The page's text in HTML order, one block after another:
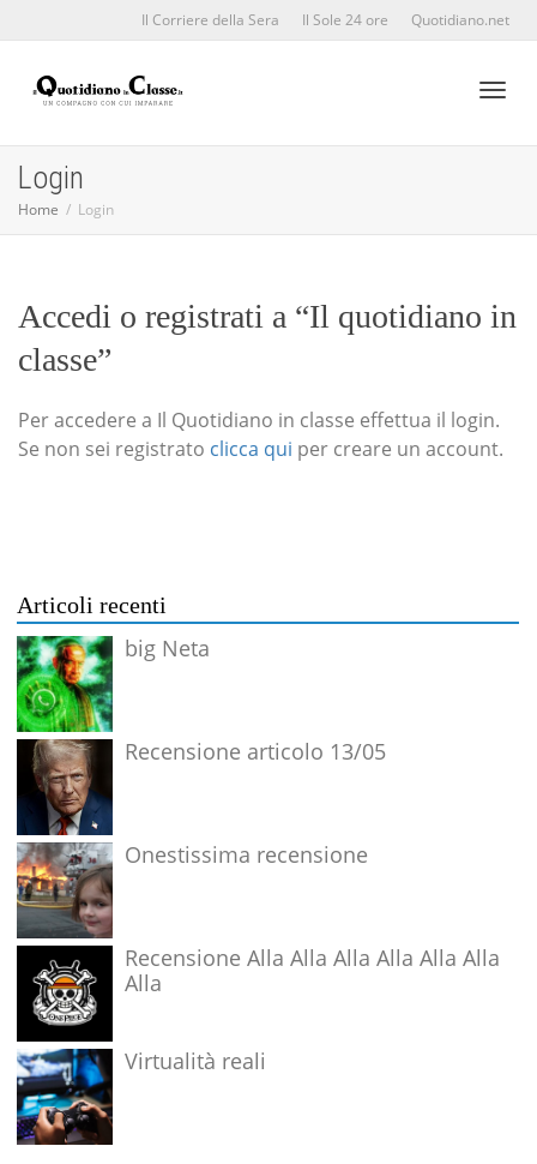
Il Corriere della Sera Il Sole 24 ore Quotidiano.net
Login
Home Login
Accedi o registrati a “Il quotidiano in
classe”
Per accedere a Il Quotidiano in classe effettua il login.
Se non sei registrato clicca qui per creare un account.
Articoli recenti
big Neta
Recensione articolo 13/05
Onestissima recensione
Recensione Alla Alla Alla Alla Alla Alla
Alla
Virtualità reali